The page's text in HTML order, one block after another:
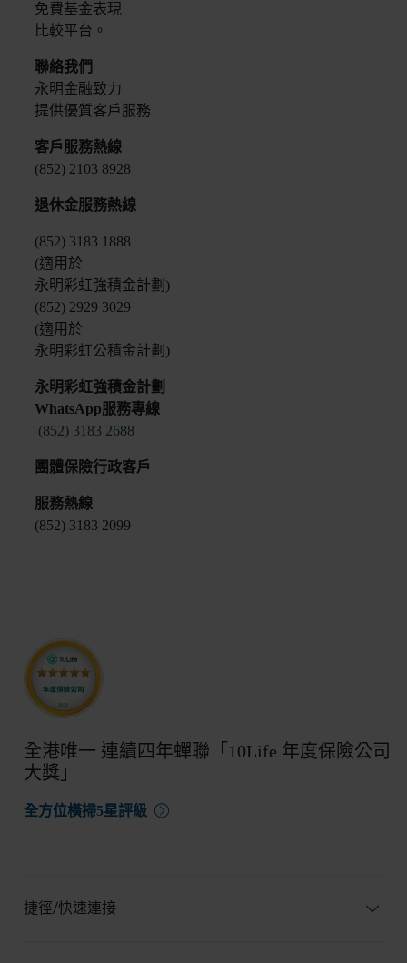
免費基金表現
比較平台。
聯絡我們
永明金融致力
提供優質客戶服務
客戶服務熱線
(852) 2103 8928
退休金服務熱線
(852) 3183 1888
(適用於
永明彩虹強積金計劃)
(852) 2929 3029
(適用於
永明彩虹公積金計劃)
永明彩虹強積金計劃
WhatsApp服務專線
(852) 3183 2688
團體保險行政客戶
服務熱線
(852) 3183 2099
全港唯一 連續四年蟬聯「10Life 年度保險公司
大獎」
全方位橫掃5星評級
捷徑/快速連接